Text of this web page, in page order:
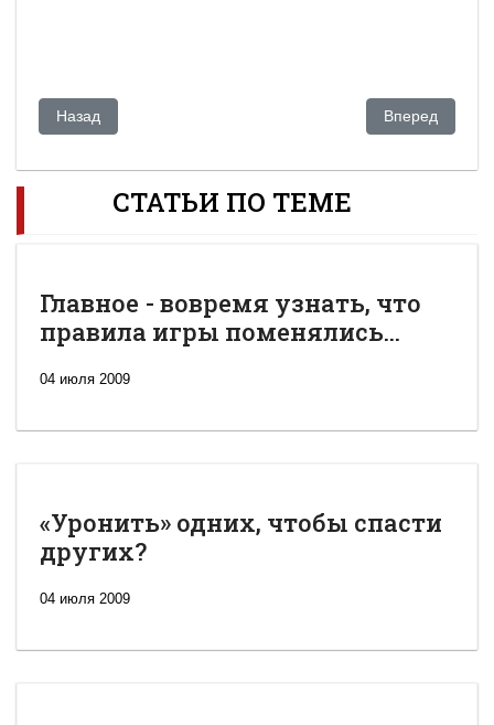
Предыдущий: Земля лишится Каспия. Уже через 75 лет
Назад Следующий:
Вперед
СТАТЬИ ПО ТЕМЕ
Главное - вовремя узнать, что
правила игры поменялись...
04 июля 2009
«Уронить» одних, чтобы спасти
других?
04 июля 2009